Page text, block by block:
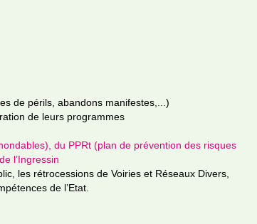
de périls, abandons manifestes,...)
de leurs programmes
du PPRt (plan de prévention des risques
l’Ingressin
les rétrocessions de Voiries et Réseaux Divers,
de l’Etat.